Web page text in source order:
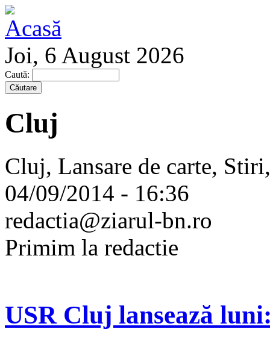
Joi, 6 August 2026
Caută:
Cluj
Cluj, Lansare de carte,
04/09/2014 - 16:36
redactia@ziarul-bn.ro
Primim la redactie
USR Cluj lansează